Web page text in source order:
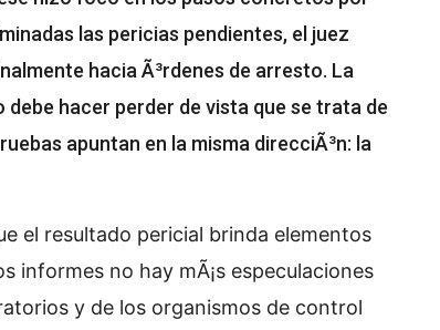
las pericias pendientes, el juez
hacia Ã³rdenes de arresto. La
debe hacer perder de vista que se trata de
apuntan en la misma direcciÃ³n: la
el resultado pericial brinda elementos
no hay mÃ¡s especulaciones
y de los organismos de control